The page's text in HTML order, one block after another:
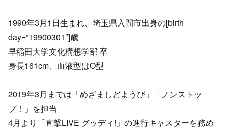
1990年3月1日生まれ、埼玉県入間市出身の[birth
day=”19900301″]歳
早稲田大学文化構想学部 卒
身長161cm、血液型はO型
2019年3月までは「めざましどようび」「ノンストッ
プ！」を担当
4月より「直撃LIVE グッディ!」の進行キャスターを務め